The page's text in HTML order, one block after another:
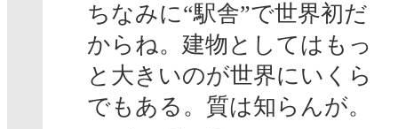
ちなみに“駅舎”で世界初だ
からね。建物としてはもっ
と大きいのが世界にいくら
でもある。質は知らんが。